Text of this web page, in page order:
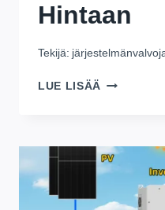
Hintaan
Tekijä:
LUE LISÄÄ